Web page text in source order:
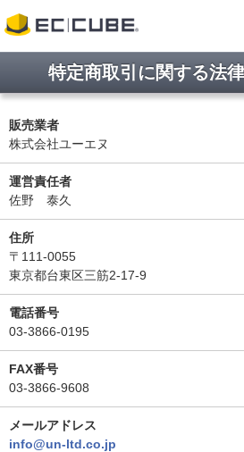
特定商取引に関する法
販売業者
株式会社ユーエヌ
運営責任者
佐野 泰久
住所
〒111-0055
東京都台東区三筋2-17-9
電話番号
03-3866-0195
FAX番号
03-3866-9608
メールアドレス
info@un-ltd.co.jp